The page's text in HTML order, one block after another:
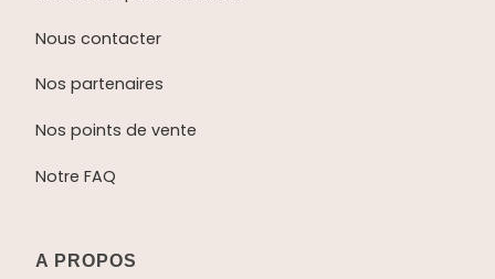
Nous contacter
Nos partenaires
Nos points de vente
Notre FAQ
A PROPOS